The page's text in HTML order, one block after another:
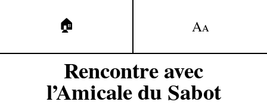
🏠 AA
Rencontre avec
l’Amicale du Sabot